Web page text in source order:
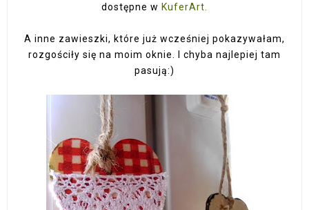
dostępne w KuferArt.
A inne zawieszki, które już wcześniej pokazywałam,
rozgościły się na moim oknie. I chyba najlepiej tam
pasują:)